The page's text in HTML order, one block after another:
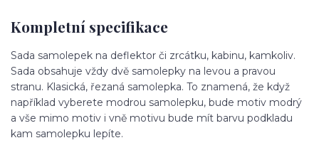
Kompletní specifikace
Sada samolepek na deflektor či zrcátku, kabinu, kamkoliv.
Sada obsahuje vždy dvě samolepky na levou a pravou
stranu. Klasická, řezaná samolepka. To znamená, že když
například vyberete modrou samolepku, bude motiv modrý
a vše mimo motiv i vně motivu bude mít barvu podkladu
kam samolepku lepíte.